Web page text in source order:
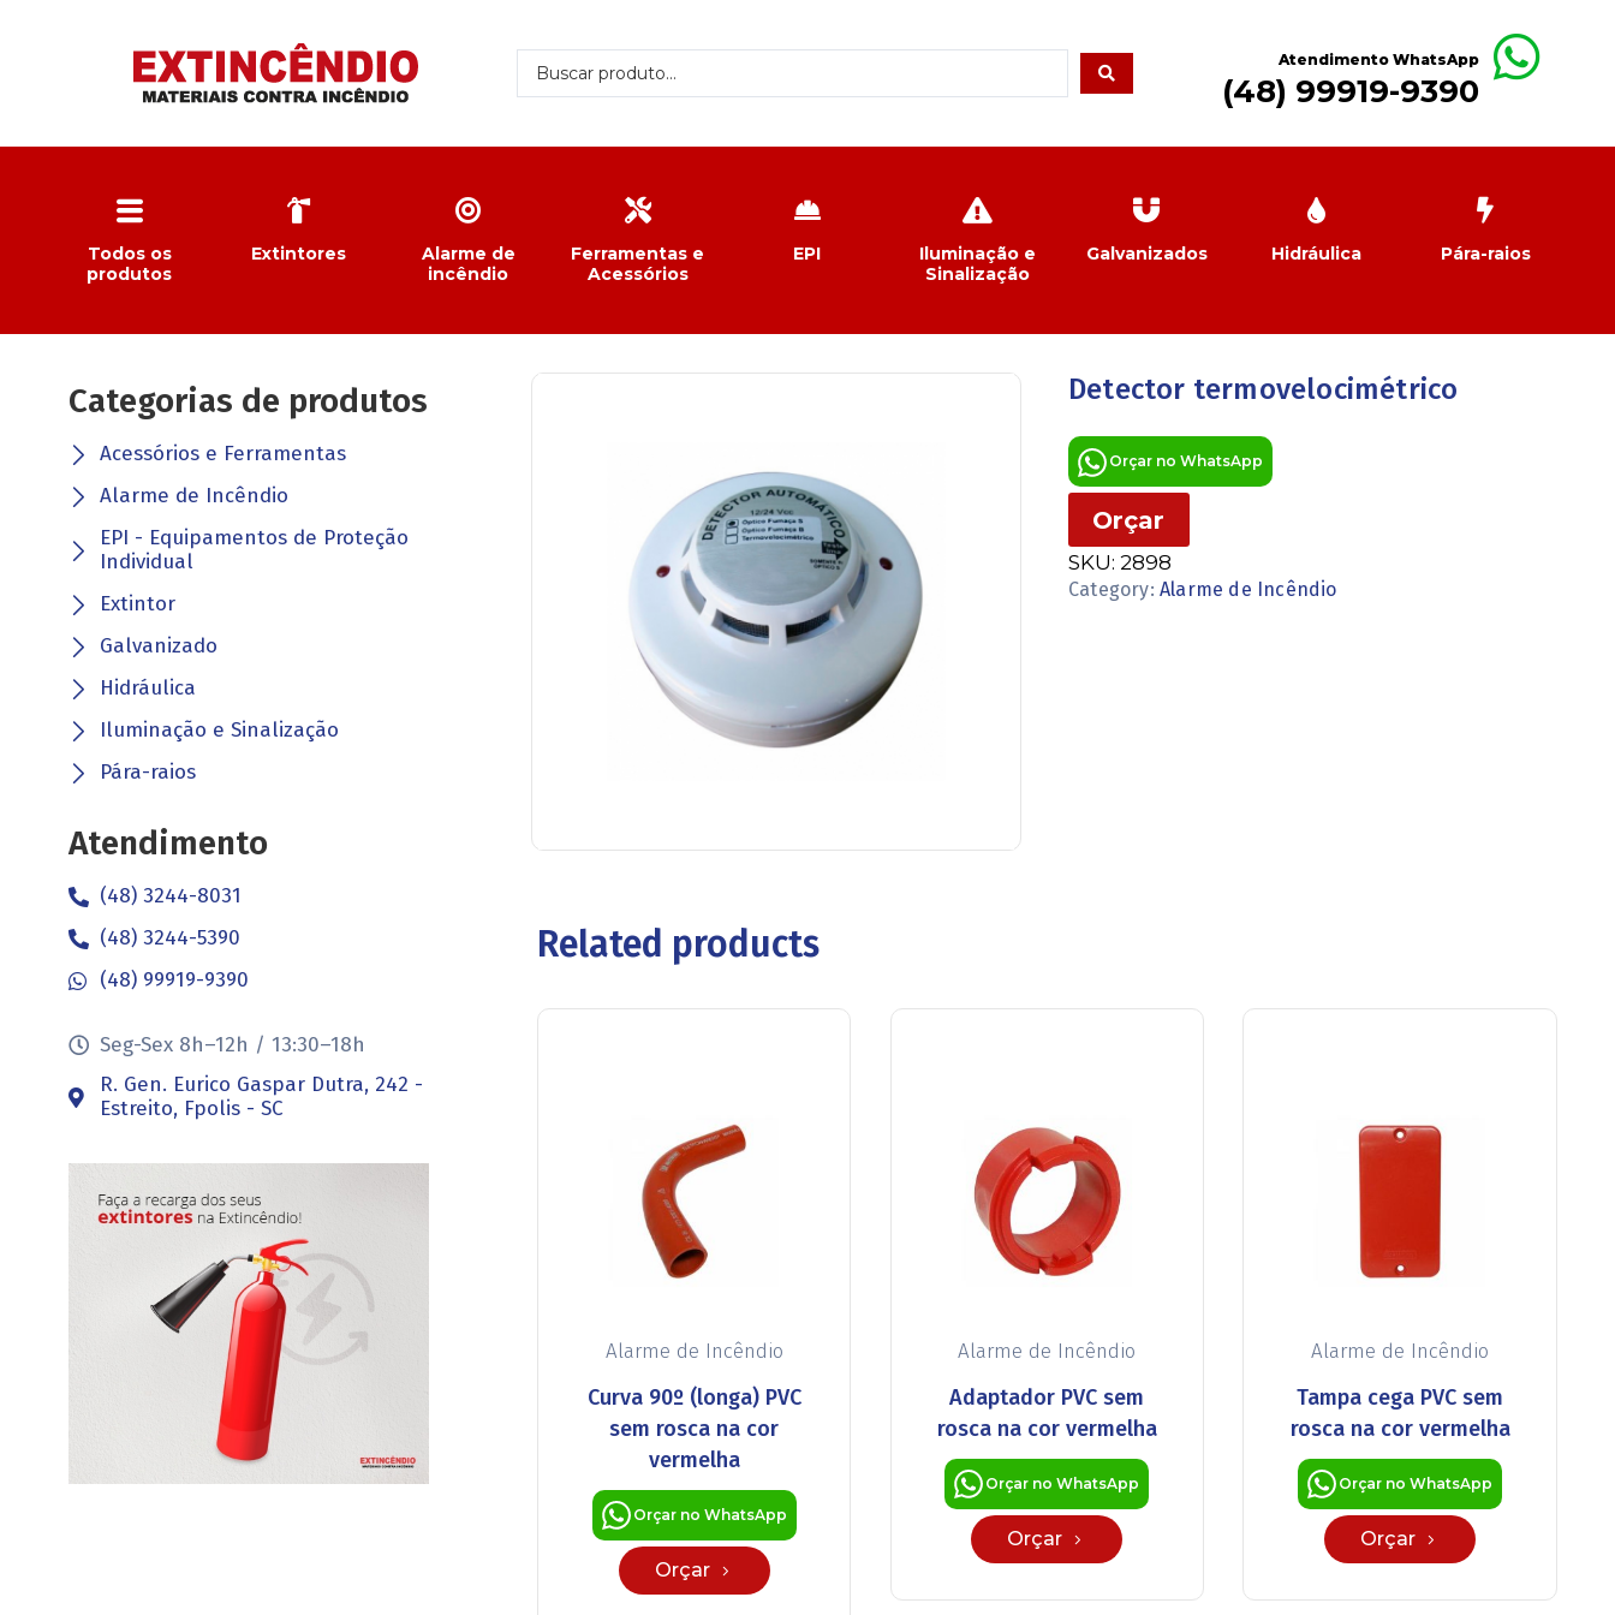
Atendimento WhatsApp
(48) 99919-9390
Todos os
produtos
Extintores
Alarme de
incêndio
Ferramentas e
Acessórios
EPI
Iluminação e
Sinalização
Galvanizados Hidráulica Pára-raios
Detector termovelocimétrico
Orçar no WhatsApp
Orçar
SKU: 2898
Category: Alarme de Incêndio
Related products
Alarme de Incêndio
Curva 90º (longa) PVC
sem rosca na cor
vermelha
Orçar no WhatsApp
Orçar
Alarme de Incêndio
Adaptador PVC sem
rosca na cor vermelha
Orçar no WhatsApp
Orçar
Alarme de Incêndio
Tampa cega PVC sem
rosca na cor vermelha
Orçar no WhatsApp
Orçar
Categorias de produtos
Acessórios e Ferramentas
Alarme de Incêndio
EPI - Equipamentos de Proteção
Individual
Extintor
Galvanizado
Hidráulica
Iluminação e Sinalização
Pára-raios
Atendimento
(48) 3244-8031
(48) 3244-5390
(48) 99919-9390
Seg-Sex 8h–12h / 13:30–18h
R. Gen. Eurico Gaspar Dutra, 242 -
Estreito, Fpolis - SC